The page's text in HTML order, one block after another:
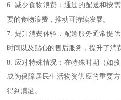
6. 减少食物浪费：通过的配送和按
要的食物浪费，推动可持续发展。
7. 提升消费体验：配送服务通常提
时间以及贴心的售后服务，提升了消
8. 应对特殊情况：在特殊时期（如
成为保障居民生活物资供应的重要
得到满足。